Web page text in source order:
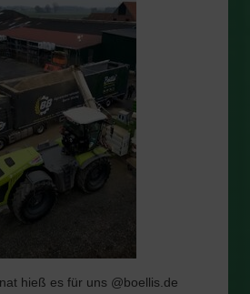
hieß es für uns @boellis.de